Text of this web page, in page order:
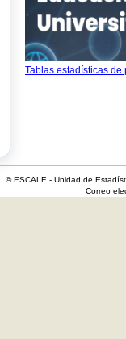
Tablas estadísticas
© ESCALE - Unidad de
Correo